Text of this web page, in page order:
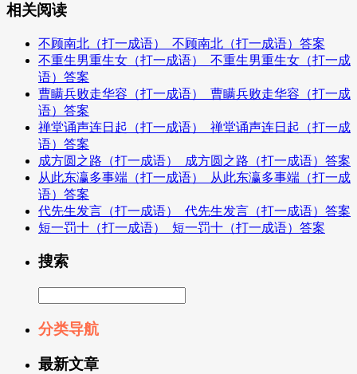
相关阅读
不顾南北（打一成语）_不顾南北（打一成语）答案
不重生男重生女（打一成语）_不重生男重生女（打一成
语）答案
曹瞒兵败走华容（打一成语）_曹瞒兵败走华容（打一成
语）答案
禅堂诵声连日起（打一成语）_禅堂诵声连日起（打一成
语）答案
成方圆之路（打一成语）_成方圆之路（打一成语）答案
从此东瀛多事端（打一成语）_从此东瀛多事端（打一成
语）答案
代先生发言（打一成语）_代先生发言（打一成语）答案
短一罚十（打一成语）_短一罚十（打一成语）答案
搜索
分类导航
最新文章